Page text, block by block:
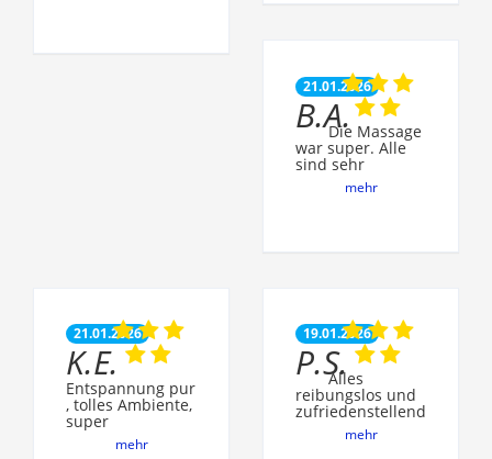
21.01.2026
B.A.Die Massage
war super. Alle
sind sehr
mehr
21.01.2026
K.E.
Entspannung pur
, tolles Ambiente,
super
mehr
19.01.2026
P.S.Alles
reibungslos und
zufriedenstellend
mehr